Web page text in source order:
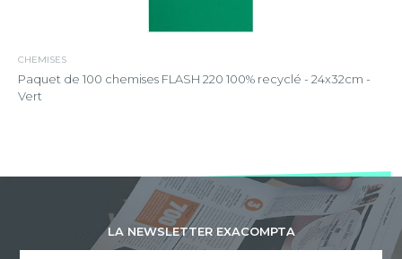
CHEMISES
Paquet de 100 chemises FLASH 220 100% recyclé - 24x32cm -
Vert
LA NEWSLETTER EXACOMPTA